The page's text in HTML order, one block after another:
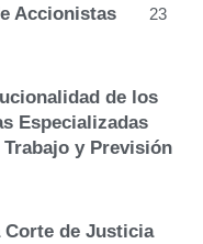
Accionistas
23
de los
Especializadas
y Previsión
Corte de Justicia